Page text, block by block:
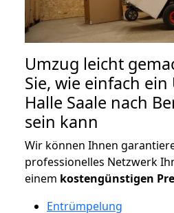
Umzug leicht
Sie, wie einfach
Halle Saale nach
sein kann
Wir können Ihnen
professionelles Netzwerk
einem kostengünstigen
Entrümpelung